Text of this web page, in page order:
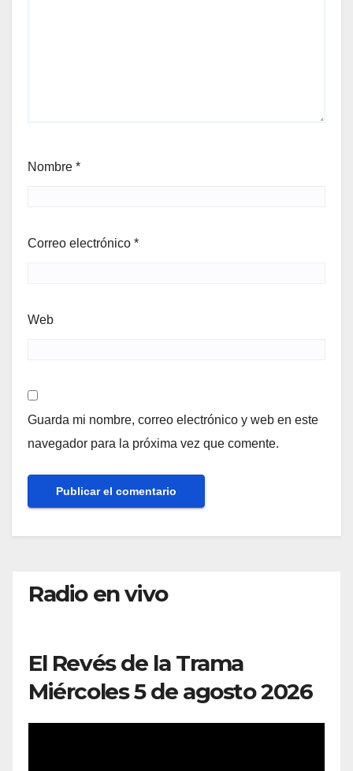
Nombre *
Correo electrónico *
Web
Guarda mi nombre, correo electrónico y web en este
navegador para la próxima vez que comente.
Radio en vivo
El Revés de la Trama
Miércoles 5 de agosto 2026